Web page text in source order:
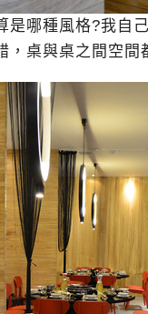
是哪種風格?我自
，桌與桌之間空間